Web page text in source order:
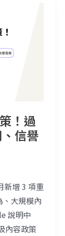
！過
信譽
新增 3 項重
大規模內
說明中
內容政策